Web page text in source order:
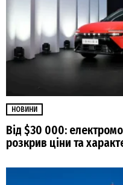
НОВИНИ
Від $30 000:
розкрив ціни та